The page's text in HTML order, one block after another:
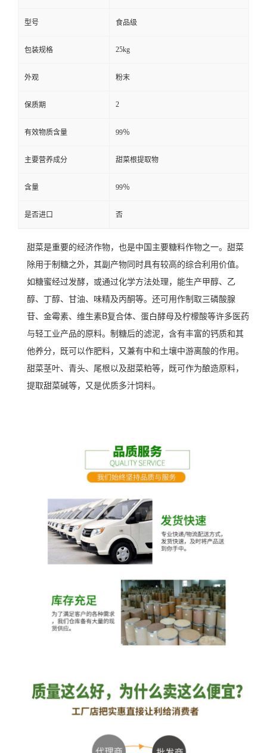
型号 食品级
包装规格 25kg
外观 粉末
保质期 2
有效物质含量 99％
主要营养成分 甜菜根提取物
含量 99％
是否进口 否
甜菜是重要的经济作物，也是中国主要糖料作物之一。甜菜
除用于制糖之外，其副产物同时具有较高的综合利用价值。
如糖蜜经过发酵，或通过化学方法处理，能生产甲醇、乙
醇、丁醇、甘油、味精及丙酮等。还可用作制取三磷酸腺
苷、金霉素、维生素B复合体、蛋白酵母及柠檬酸等许多医药
与轻工业产品的原料。制糖后的滤泥，含有丰富的钙质和其
他养分，既可以作肥料，又兼有中和土壤中游离酸的作用。
甜菜茎叶、青头、尾根以及甜菜粕等，既可作为酿造原料，
提取甜菜碱等，又是优质多汁饲料。